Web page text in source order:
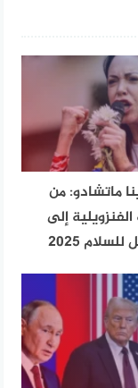
ماتشادو: من
إلى
2025